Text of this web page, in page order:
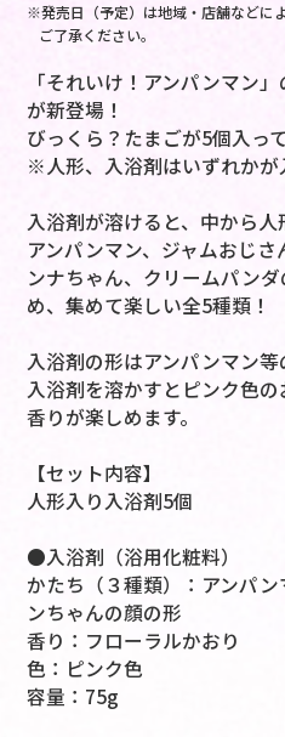
※発売日（予定）は地域・店舗などに
ご了承ください。
「それいけ！アンパンマン
が新登場！
びっくら？たまごが5個入っ
※人形、入浴剤はいずれかが
入浴剤が溶けると、中から人
アンパンマン、ジャムおじ
ンナちゃん、クリームパン
め、集めて楽しい全5種類！
入浴剤の形はアンパンマン等
入浴剤を溶かすとピンク色
香りが楽しめます。
【セット内容】
人形入り入浴剤5個
●入浴剤（浴用化粧料）
かたち（３種類）：アンパ
ンちゃんの顔の形
香り：フローラルかおり
色：ピンク色
容量：75g